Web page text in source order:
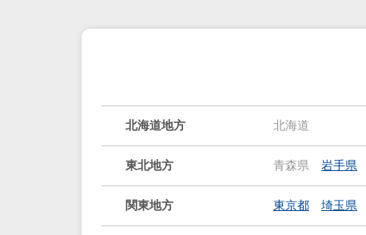
北海道地方 北海道
東北地方 青森県 岩手県
関東地方 東京都 埼玉県